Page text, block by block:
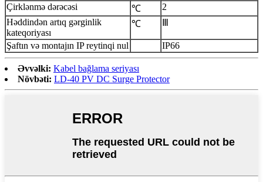
Çirklənmə dərəcəsi
℃
2
Həddindən artıq gərginlik
kateqoriyası
℃
Şaftın və montajın IP reytinqi nul IP66
Əvvəlki: Kabel bağlama seriyası
Növbəti: LD-40 PV DC Surge Protector